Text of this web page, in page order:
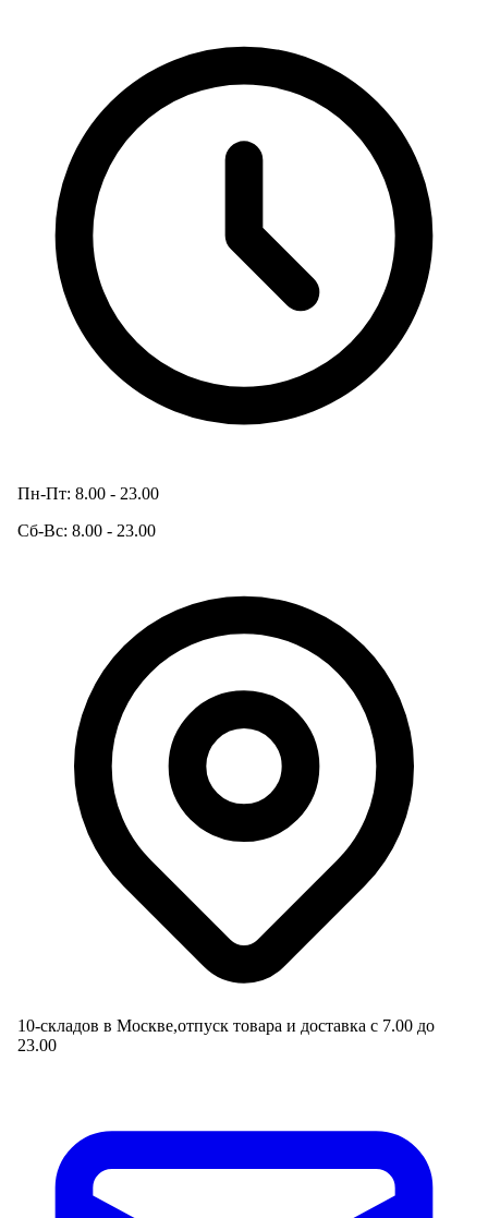
Пн-Пт: 8.00 - 23.00
Сб-Вс: 8.00 - 23.00
10-складов в Москве,отпуск товара и доставка с 7.00 до
23.00